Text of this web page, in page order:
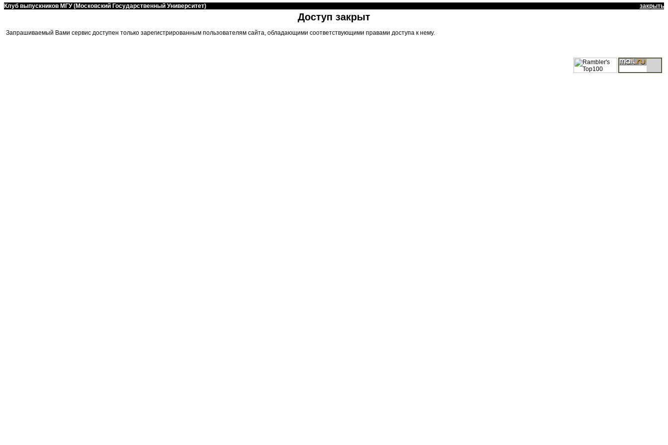
Клуб выпускников МГУ (Московский Государственный Университет) закрыть
Доступ закрыт
Запрашиваемый Вами сервис доступен только зарегистрированным пользователям сайта, обладающими соответствующими правами доступа к нему.